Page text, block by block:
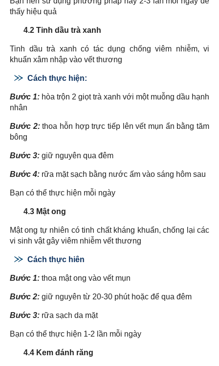
thấy hiệu quả
4.2 Tinh dầu trà xanh
Tinh dầu trà xanh có tác dụng chống viêm nhiễm, vi
khuẩn xâm nhập vào vết thương
Cách thực hiện:
Bước 1: hòa trộn 2 giọt trà xanh với một muỗng dầu hạnh
nhân
Bước 2:thoa hỗn hợp trực tiếp lên vết mụn ẩn bằng tăm
bông
Bước 3: giữ nguyên qua đêm
Bước 4: rữa mặt sạch bằng nước ấm vào sáng hôm sau
Bạn có thể thực hiện mỗi ngày
4.3 Mật ong
Mật ong tự nhiên có tinh chất kháng khuẩn, chống lại các
vi sinh vật gây viêm nhiễm vết thương
Cách thực hiên
Bước 1: thoa mật ong vào vết mụn
Bước 2: giữ nguyên từ 20-30 phút hoặc để qua đêm
Bước 3: rữa sạch da mặt
Bạn có thể thực hiện 1-2 lần mỗi ngày
4.4 Kem đánh răng